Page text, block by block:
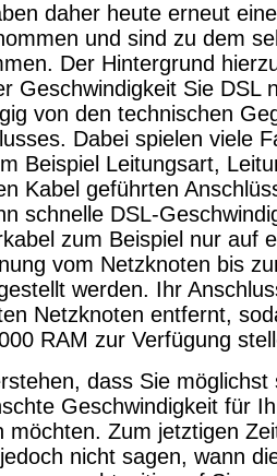
daher heute erneut
und sind zu dem
Der Hintergrund
Geschwindigkeit Sie DSL
von den technischen
Dabei spielen viele
Beispiel Leitungsart,
Kabel geführten
schnelle DSL-
zum Beispiel nur auf
vom Netzknoten bis
werden. Ihr
Netzknoten entfernt,
RAM zur Verfügung
dass Sie möglichst
Geschwindigkeit für
möchten. Zum jetztigen
nicht sagen, wann